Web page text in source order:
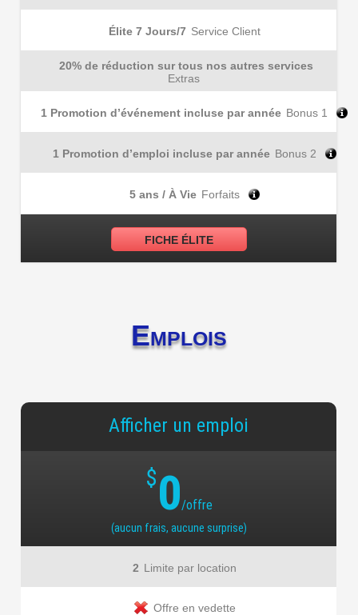
Élite 7 Jours/7 Service Client
20% de réduction sur tous nos autres services
Extras
1 Promotion d’événement incluse par année Bonus 1
1 Promotion d’emploi incluse par année Bonus 2
5 ans / À Vie Forfaits
FICHE ÉLITE
Emplois
Afficher un emploi
$0/offre
(aucun frais, aucune surprise)
2 Limite par location
Offre en vedette